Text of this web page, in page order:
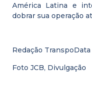
América Latina e
dobrar sua operação
Redação TranspoData
Foto JCB, Divulgação